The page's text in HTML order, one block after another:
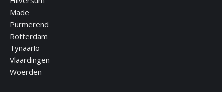
Made
Purmerend
Rotterdam
Tynaarlo
Vlaardingen
Woerden